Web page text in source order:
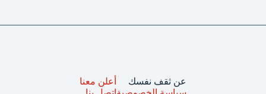
عن ثقف نفسك
أعلن معنا